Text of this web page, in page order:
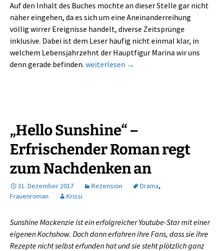
Auf den Inhalt des Buches möchte an dieser Stelle gar nicht
näher eingehen, da es sich um eine Aneinanderreihung
völlig wirrer Ereignisse handelt, diverse Zeitsprünge
inklusive. Dabei ist dem Leser häufig nicht einmal klar, in
welchem Lebensjahrzehnt der Hauptfigur Marina wir uns
denn gerade befinden. Die Insel der Zitronenblüten – eine
weiterlesen →
„Hello Sunshine“ –
Erfrischender Roman regt
zum Nachdenken an
31. Dezember 2017 Rezension Drama,
Frauenroman
Krissi
Sunshine Mackenzie ist ein erfolgreicher Youtube-Star mit einer
eigenen Kochshow. Doch dann erfahren ihre Fans, dass sie ihre
Rezepte nicht selbst erfunden hat und sie steht plötzlich ganz